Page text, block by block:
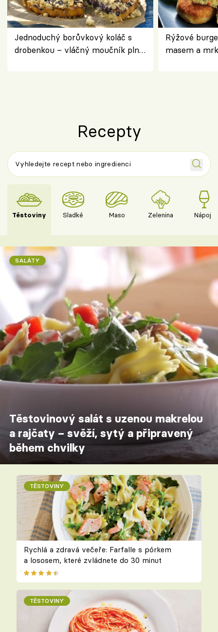
Jednoduchý borůvkový koláč s
drobenkou – vláčný moučník plný
Rýžové
masem a
Recepty
Těstoviny Sladké Maso Zelenina Nápoje
SALÁTY
Těstovinový salát s uzenou makrelou
a rajčaty – svěží, sytý a připravený
během chvilky
TĚSTOVINY
Rychlá a zdravá večeře: Farfalle s pórkem
a lososem, které zvládnete do 30 minut
TĚSTOVINY